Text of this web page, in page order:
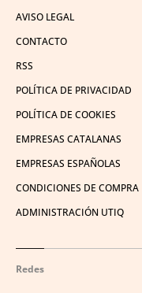
AVISO LEGAL
CONTACTO
RSS
POLÍTICA DE PRIVACIDAD
POLÍTICA DE COOKIES
EMPRESAS CATALANAS
EMPRESAS ESPAÑOLAS
CONDICIONES DE COMPRA
ADMINISTRACIÓN UTIQ
Redes